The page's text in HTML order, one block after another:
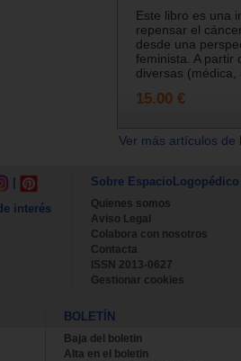
Este libro es una
repensar el
desde una
feminista. A partir
diversas (médica,
15.00 €
Ver más artículos
interés
Sobre EspacioLogopédico
Quienes somos
Aviso Legal
Colabora con nosotros
Contacta
ISSN 2013-0627
Gestionar cookies
BOLETÍN
Baja del boletin
Alta en el boletin